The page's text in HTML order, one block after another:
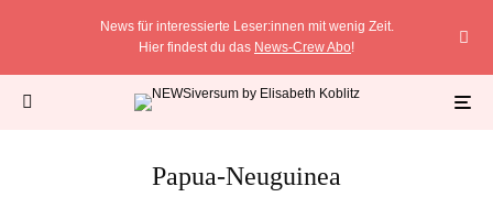
News für interessierte Leser:innen mit wenig Zeit.
Hier findest du das News-Crew Abo!
Papua-Neuguinea